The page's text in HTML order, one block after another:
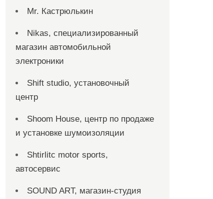
Mr. Кастрюлькин
Nikas, специализированный
магазин автомобильной
электроники
Shift studio, установочный
центр
Shoom House, центр по продаже
и установке шумоизоляции
Shtirlitc motor sports,
автосервис
SOUND ART, магазин-студия